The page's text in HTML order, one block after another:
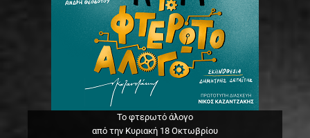
Το φτερωτό άλογο
από την Κυριακή 18 Οκτωβρίου